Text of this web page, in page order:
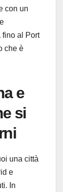
con un
fino al Port
che è
e
si
una città
e
In